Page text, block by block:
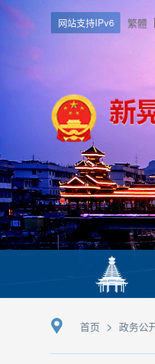
网站支持IPv6 繁體
首页 > 政务公